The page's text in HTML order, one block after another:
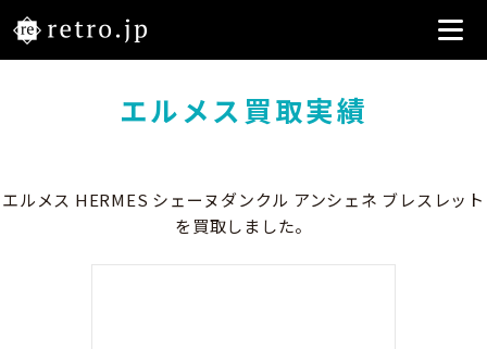
エルメス買取実績
エルメス HERMES シェーヌダンクル アンシェネ ブレスレット
を買取しました。